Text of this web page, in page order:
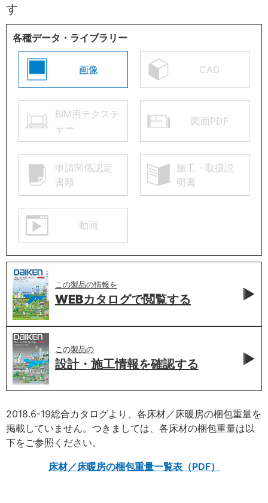
す
各種データ・ライブラリー
画像 CAD
BIM用テクスチ
ャー
図面PDF
申請関係認定
書類
施工・取扱説
明書
動画
この製品の情報を
WEBカタログで閲覧する
この製品の
設計・施工情報を確認する
2018.6-19総合カタログより、各床材／床暖房の梱包重量を
掲載していません。つきましては、各床材の梱包重量は以
下をご参照ください。
床材／床暖房の梱包重量一覧表（PDF）